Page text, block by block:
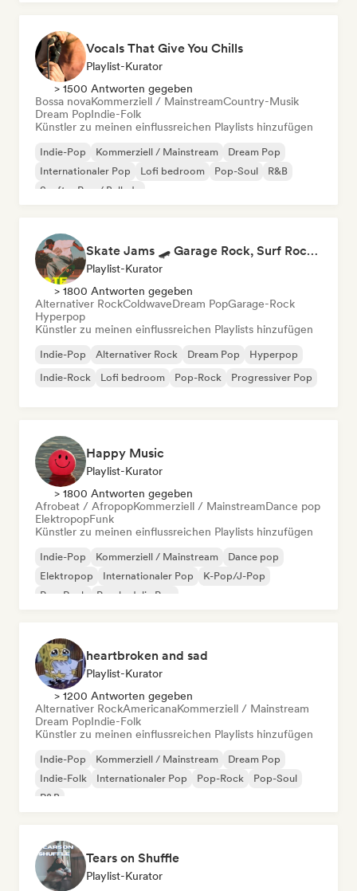
Vocals That Give You Chills
Playlist-Kurator
> 1500 Antworten gegeben
Bossa novaKommerziell / MainstreamCountry-Musik
Dream PopIndie-Folk
Künstler zu meinen einflussreichen Playlists hinzufügen
Indie-Pop Kommerziell / Mainstream
Dream Pop
Internationaler Pop
Lofi bedroom Pop-Soul
R&B
Sanfter Pop / Ballade
Skate Jams 🛹 Garage Rock, Surf Rock & Neo-Psych
Playlist-Kurator
> 1800 Antworten gegeben
Alternativer RockColdwaveDream PopGarage-Rock
Hyperpop
Künstler zu meinen einflussreichen Playlists hinzufügen
Indie-Pop Alternativer Rock Dream Pop
Hyperpop
Indie-Rock
Lofi bedroom Pop-Rock Progressiver Pop
Happy Music
Playlist-Kurator
> 1800 Antworten gegeben
Afrobeat / AfropopKommerziell / MainstreamDance pop
ElektropopFunk
Künstler zu meinen einflussreichen Playlists hinzufügen
Indie-Pop Kommerziell / Mainstream
Dance pop
Elektropop
Internationaler Pop
K-Pop/J-Pop
Pop-Rock
Psychedelic Pop
heartbroken and sad
Playlist-Kurator
> 1200 Antworten gegeben
Alternativer RockAmericanaKommerziell / Mainstream
Dream PopIndie-Folk
Künstler zu meinen einflussreichen Playlists hinzufügen
Indie-Pop Kommerziell / Mainstream
Dream Pop
Indie-Folk
Internationaler Pop Pop-Rock
Pop-Soul
R&B
Tears on Shuffle
Playlist-Kurator